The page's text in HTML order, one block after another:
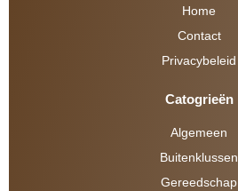
Home
Contact
Privacybeleid
Catogrieën
Algemeen
Buitenklussen
Gereedschap